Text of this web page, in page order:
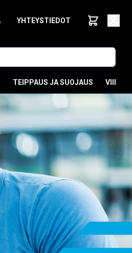
YHTEYSTIEDOT
TEIPPAUS JA SUOJAUS